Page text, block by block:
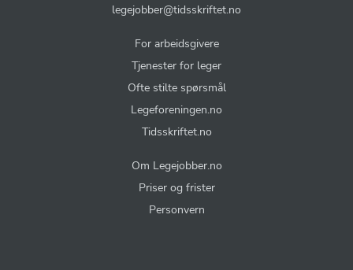
legejobber@tidsskriftet.no
For arbeidsgivere
Tjenester for leger
Ofte stilte spørsmål
Legeforeningen.no
Tidsskriftet.no
Om Legejobber.no
Priser og frister
Personvern